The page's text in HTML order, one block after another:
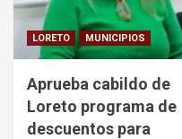
LORETO MUNICIPIOS
Aprueba cabildo de
Loreto programa de
descuentos para